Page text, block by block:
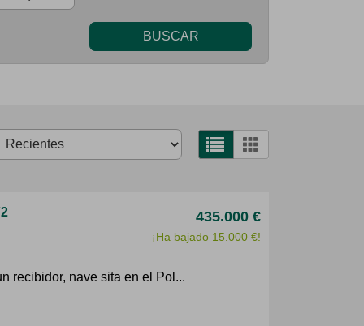
BUSCAR
435.000 €
¡Ha bajado 15.000 €!
recibidor, nave sita en el Pol...